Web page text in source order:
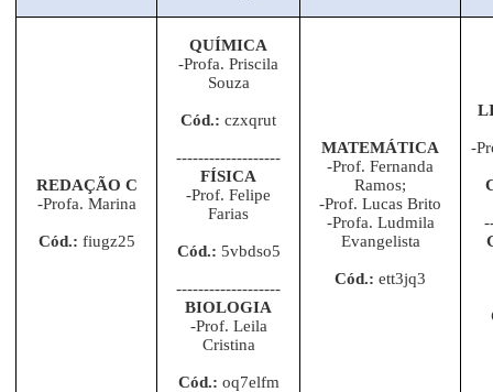
REDAÇÃO C
-Profa. Marina
Cód.: fiugz25
QUÍMICA
-Profa. Priscila
Souza
Cód.: czxqrut
-------------------
FÍSICA
-Prof. Felipe
Farias
Cód.: 5vbdso5
-------------------
BIOLOGIA
-Prof. Leila
Cristina
Cód.: oq7elfm
MATEMÁTICA
-Prof. Fernanda
Ramos;
-Prof. Lucas Brito
-Profa. Ludmila
Evangelista
Cód.: ett3jq3
-